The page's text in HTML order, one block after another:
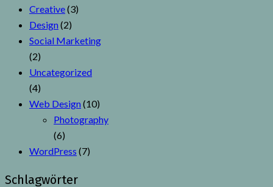
Creative(3)
Design(2)
Social Marketing
(2)
Uncategorized
(4)
Web Design(10)
Photography
(6)
WordPress (7)
Schlagwörter